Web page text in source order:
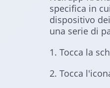
specifica in
dispositivo
una serie di
1. Tocca la
2. Tocca